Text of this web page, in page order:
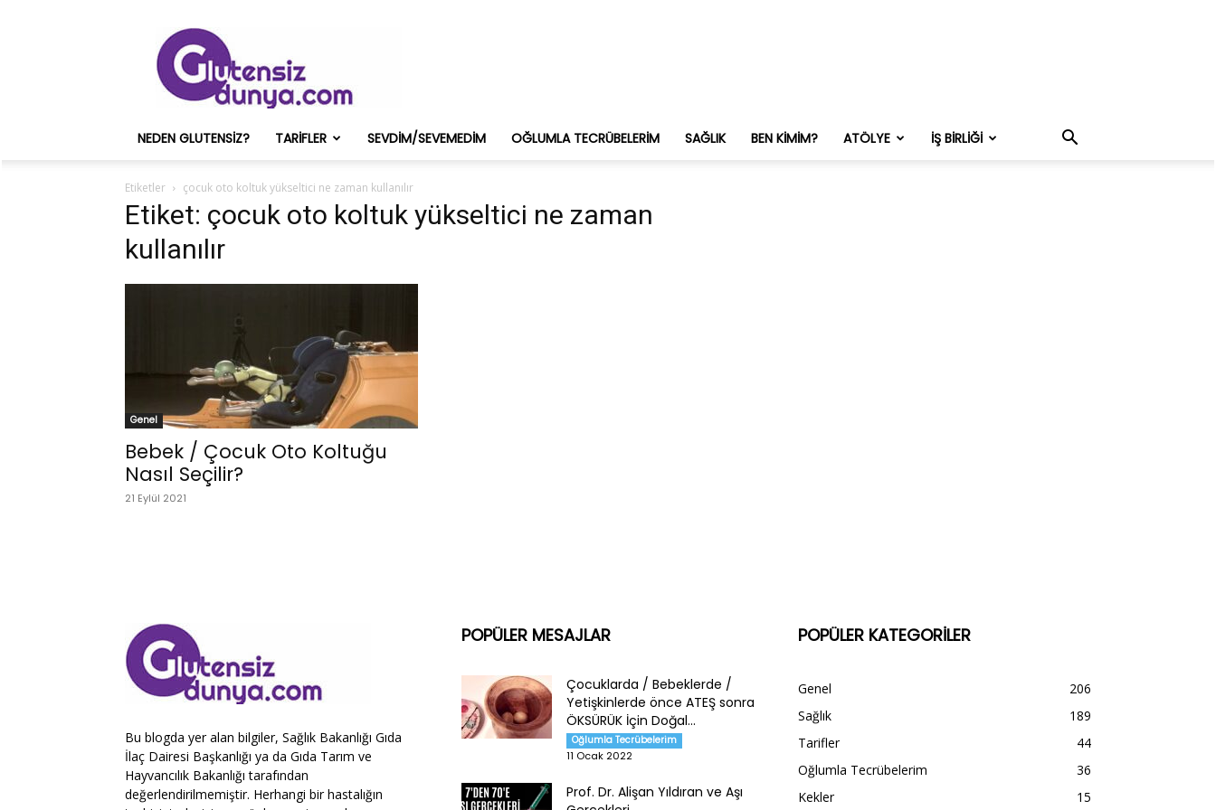
ve
Onun
Sağlık
Deneyimleri
NEDEN GLUTENSIZ? TARIFLER SEVDIM/SEVEMEDIM OĞLUMLA TECRÜBELERIM SAĞLIK BEN KIMIM? ATÖLYE İŞ BIRLIĞI
Etiketler çocuk oto koltuk yükseltici ne zaman kullanılır
Etiket: çocuk oto koltuk yükseltici ne zaman
kullanılır
Genel
Bebek / Çocuk Oto Koltuğu
Nasıl Seçilir?
21 Eylül 2021
Bu blogda yer alan bilgiler, Sağlık Bakanlığı Gıda
İlaç Dairesi Başkanlığı ya da Gıda Tarım ve
Hayvancılık Bakanlığı tarafından
değerlendirilmemiştir. Herhangi bir hastalığın
POPÜLER MESAJLAR
Çocuklarda / Bebeklerde /
Yetişkinlerde önce ATEŞ sonra
ÖKSÜRÜK İçin Doğal...
Oğlumla Tecrübelerim
11 Ocak 2022
Prof. Dr. Alişan Yıldıran ve Aşı
POPÜLER KATEGORİLER
Genel
206
Sağlık
189
Tarifler
44
Oğlumla Tecrübelerim
36
Kekler
15